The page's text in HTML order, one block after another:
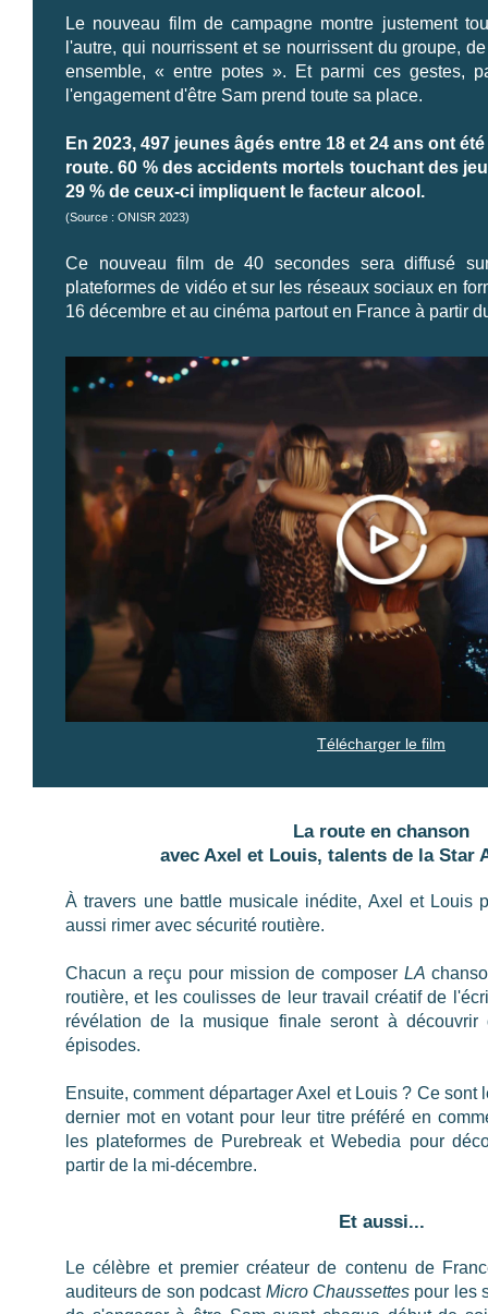
Le nouveau film de campagne montre justement
l'autre, qui nourrissent et se nourrissent du groupe,
ensemble, « entre potes ». Et parmi ces gestes,
l'engagement d'être Sam prend toute sa place.
En 2023, 497 jeunes âgés entre 18 et 24 ans ont
route. 60 % des accidents mortels touchant des
29 % de ceux-ci impliquent le facteur alcool.
(Source : ONISR 2023)
Ce nouveau film de 40 secondes sera diffusé
plateformes de vidéo et sur les réseaux sociaux en
16 décembre et au cinéma partout en France à partir
Télécharger le film
La route en chanson
avec Axel et Louis, talents de la Star
À travers une battle musicale inédite, Axel et Louis
aussi rimer avec sécurité routière.
Chacun a reçu pour mission de composer LA
routière, et les coulisses de leur travail créatif de
révélation de la musique finale seront à
épisodes.
Ensuite, comment départager Axel et Louis ? Ce sont
dernier mot en votant pour leur titre préféré en
les plateformes de Purebreak et Webedia pour
partir de la mi-décembre.
Et aussi...
Le célèbre et premier créateur de contenu de
auditeurs de son podcast Micro Chaussettes pour les